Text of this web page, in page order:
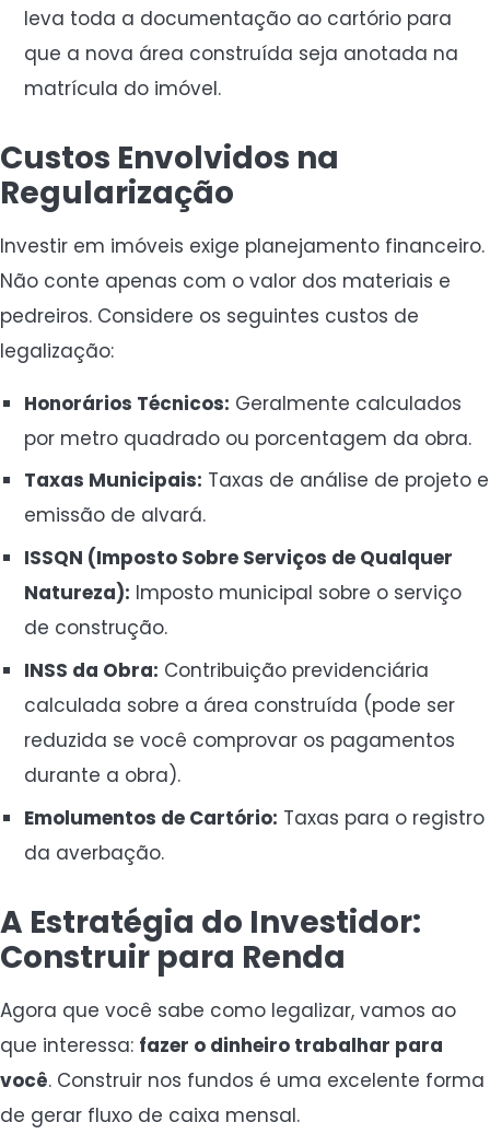
leva toda a documentação ao cartório para
que a nova área construída seja anotada na
matrícula do imóvel.
Custos Envolvidos na
Regularização
Investir em imóveis exige planejamento financeiro.
Não conte apenas com o valor dos materiais e
pedreiros. Considere os seguintes custos de
legalização:
Honorários Técnicos: Geralmente calculados
por metro quadrado ou porcentagem da obra.
Taxas Municipais: Taxas de análise de projeto e
emissão de alvará.
ISSQN (Imposto Sobre Serviços de Qualquer
Natureza): Imposto municipal sobre o serviço
de construção.
INSS da Obra: Contribuição previdenciária
calculada sobre a área construída (pode ser
reduzida se você comprovar os pagamentos
durante a obra).
Emolumentos de Cartório: Taxas para o registro
da averbação.
A Estratégia do Investidor:
Construir para Renda
Agora que você sabe como legalizar, vamos ao
que interessa: fazer o dinheiro trabalhar para
você. Construir nos fundos é uma excelente forma
de gerar fluxo de caixa mensal.